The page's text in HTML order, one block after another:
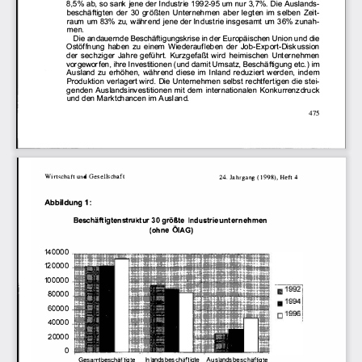
8,5% ab, so sank jene der Industrie 1992-95 um nur 3, 7%.
Die Auslands­
beschäftigten der 30 größten Unternehmen aber legten im selben Zeit­
raum um 83% zu, während jene der Industrie insgesamt um 36% zunah­
men.
Die andauernde Beschäftigungskrise in der Europäischen Union und die
Ostöffnung haben zu einem Wiederaufleben der Job-Export-Diskussion
der sechziger
Jahre geführt. Kurzgefaßt wird  heimischen Unternehmen
vorgeworfen, ihre Investitionen (und damit Umsatz, Beschäftigung etc.) im
Ausland zu erhöhen, während diese im Inland reduziert werden, indem
Produktion verlagert wird. Die Unternehmen selbst rechtfertigen die stei­
genden Auslandsinvestitionen mit dem internationalen Konkurr enzdruck
und den Marktchancen im Ausland.
475
24. Jahrgang (I 998), 4
Abbildung 1:
140000
120000
100000
80000
60000
40000
20000
0
Beschäftigtenstruktur 30 größte Industrieunternehmen
(ohne ÖIAG)
Gesamtbes�:häftigte ln Iands bes�:häftigte Aus Iands besch  äftigte